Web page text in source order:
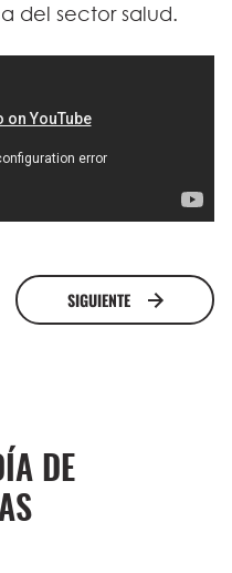
del sector salud.
SIGUIENTE
DE